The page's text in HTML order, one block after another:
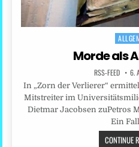
in
Morde als
RSS-FEED 6.
In „Zorn der Verlierer“
Mitstreiter im
Dietmar Jacobsen zuPetros
Ein
CONTINUE